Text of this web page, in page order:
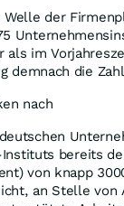
der
im
demnach die
nach
bereits
von knapp
an Stelle von